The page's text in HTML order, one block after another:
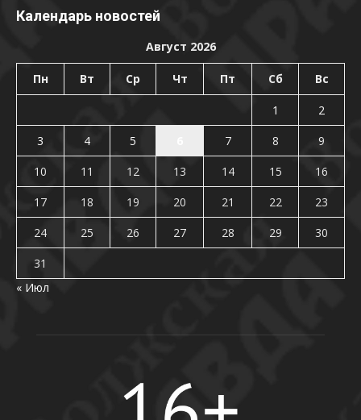
Календарь новостей
Август 2026
Пн Вт Ср Чт Пт Сб Вс
1
2
3
4 5 7 8
9
10
11 12 13 14 15
16
17
18 19 20 21 22
23
24
25 26 27 28 29
30
31
« Июл